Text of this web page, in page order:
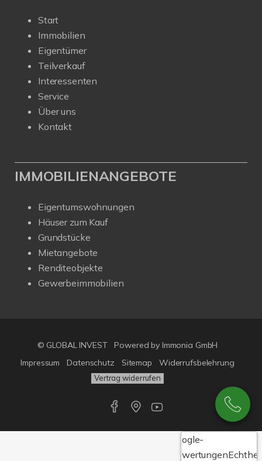
Start
Immobilien
Eigentümer
Teilverkauf
Interessenten
Service
Über uns
Kontakt
IMMOBILIENANGEBOTE
Eigentumswohnungen
Häuser zum Kauf
Grundstücke
Mietangebote
Renditeobjekte
Gewerbeimmobilien
© GLOBAL INVEST Powered by Immonia GmbH
Impressum
Datenschutz Sitemap Widerrufsbelehrung
Vertrag widerrufen
Google-
Bewertungen